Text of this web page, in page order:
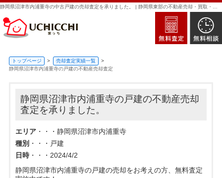
トップページ
売却査定実績一覧
静岡県沼津市内浦重寺の戸建の不動産売却査定
静岡県沼津市内浦重寺の戸建の不動産売却
査定を承りました。
エリア・・・静岡県沼津市内浦重寺
種別・・・戸建
日時・・・2024/4/2
静岡県沼津市内浦重寺の戸建の売却をお考えの方、無料査定